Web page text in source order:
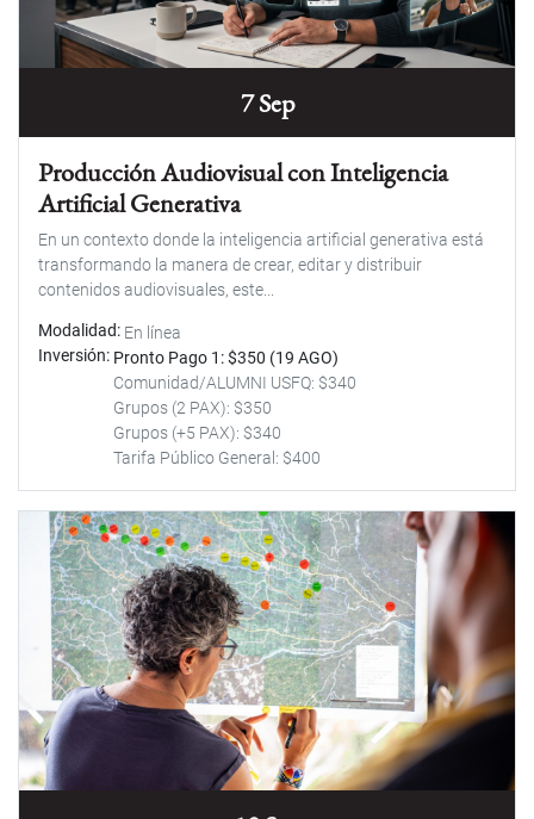
7 Sep
Producción Audiovisual con Inteligencia
Artificial Generativa
En un contexto donde la inteligencia artificial generativa está
transformando la manera de crear, editar y distribuir
contenidos audiovisuales, este...
Modalidad En línea
Inversión Pronto Pago 1: $350 (19 AGO)
Comunidad/ALUMNI USFQ: $340
Grupos (2 PAX): $350
Grupos (+5 PAX): $340
Tarifa Público General: $400